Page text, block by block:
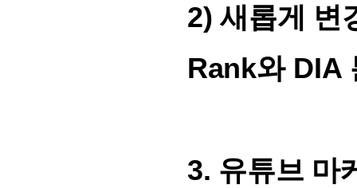
2)새롭게 변
Rank와 DIA
3. 유튜브 마